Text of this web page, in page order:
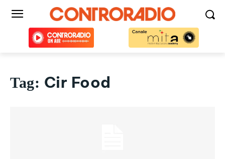
Tag: Cir Food